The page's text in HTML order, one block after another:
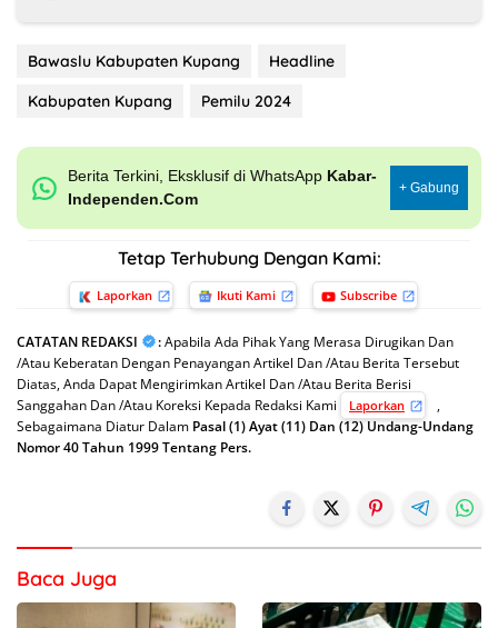
Bawaslu Kabupaten Kupang
Headline
Kabupaten Kupang
Pemilu 2024
Berita Terkini, Eksklusif di WhatsApp Kabar-
Independen.Com
+ Gabung
Tetap Terhubung Dengan Kami:
Laporkan Ikuti Kami Subscribe
CATATAN REDAKSI :Apabila Ada Pihak Yang Merasa Dirugikan Dan
/Atau Keberatan Dengan Penayangan Artikel Dan /Atau Berita Tersebut
Diatas, Anda Dapat Mengirimkan Artikel Dan /Atau Berita Berisi
Sanggahan Dan /Atau Koreksi Kepada Redaksi Kami
Laporkan
,
Sebagaimana Diatur Dalam Pasal (1) Ayat (11) Dan (12) Undang-Undang
Nomor 40 Tahun 1999 Tentang Pers.
Baca Juga